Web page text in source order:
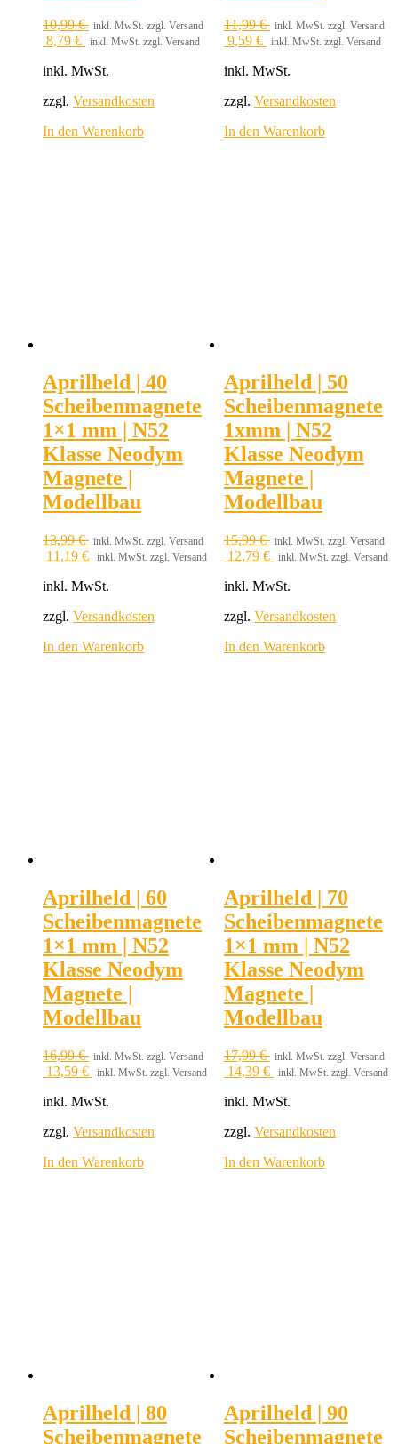
10,99€ inkl. MwSt. zzgl. Versand
8,79 € inkl. MwSt. zzgl. Versand
inkl. MwSt.
zzgl. Versandkosten
In den Warenkorb
11,99€ inkl. MwSt. zzgl. Versand
9,59 € inkl. MwSt. zzgl. Versand
inkl. MwSt.
zzgl. Versandkosten
In den Warenkorb
Aprilheld | 40
Scheibenmagnete
1×1 mm | N52
Klasse Neodym
Magnete |
Modellbau
13,99€ inkl. MwSt. zzgl. Versand
11,19 € inkl. MwSt. zzgl. Versand
inkl. MwSt.
zzgl. Versandkosten
In den Warenkorb
Aprilheld | 50
Scheibenmagnete
1xmm | N52
Klasse Neodym
Magnete |
Modellbau
15,99€ inkl. MwSt. zzgl. Versand
12,79 € inkl. MwSt. zzgl. Versand
inkl. MwSt.
zzgl. Versandkosten
In den Warenkorb
Aprilheld | 60
Scheibenmagnete
1×1 mm | N52
Klasse Neodym
Magnete |
Modellbau
16,99€ inkl. MwSt. zzgl. Versand
13,59 € inkl. MwSt. zzgl. Versand
inkl. MwSt.
zzgl. Versandkosten
In den Warenkorb
Aprilheld | 70
Scheibenmagnete
1×1 mm | N52
Klasse Neodym
Magnete |
Modellbau
17,99€ inkl. MwSt. zzgl. Versand
14,39 € inkl. MwSt. zzgl. Versand
inkl. MwSt.
zzgl. Versandkosten
In den Warenkorb
Aprilheld | 80
Scheibenmagnete
Aprilheld | 90
Scheibenmagnete